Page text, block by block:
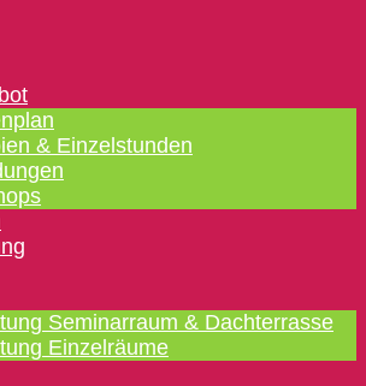
& Einzelstunden
Seminarraum & Dachterrasse
Einzelräume